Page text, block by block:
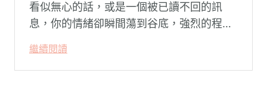
看似無心的話，或是一個被已讀不回的訊
息，你的情緒卻瞬間蕩到谷底，強烈的程度
怪：「事情真的有這麼嚴重嗎？」
繼續閱讀